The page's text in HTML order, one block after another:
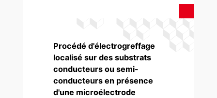
Procédé d'électrogreffage
localisé sur des substrats
conducteurs ou semi-
conducteurs en présence
d'une microélectrode